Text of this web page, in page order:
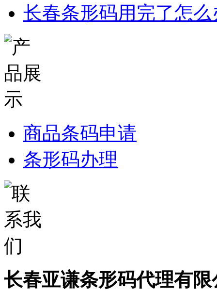
长春条形码用完了怎么
商品条码申请
条形码办理
长春亚谦条形码代理有限